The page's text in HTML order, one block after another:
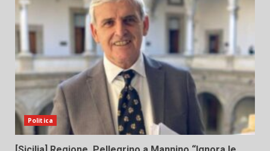
Politica